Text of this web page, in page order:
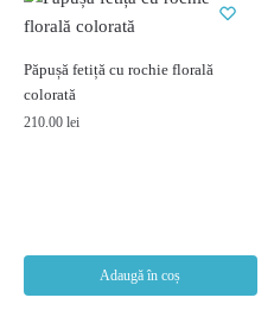
Păpușă fetiță cu rochie florală
colorată
210.00 lei
Adaugă în coș